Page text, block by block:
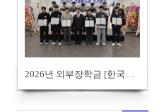
2026년 외부장학금 [한국전기기술인협회 경북동도회] 공지
707